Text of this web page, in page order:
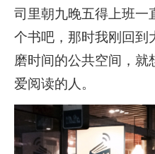
司里朝九晚五得上班一
个书吧，那时我刚回到
磨时间的公共空间，
爱阅读的人。